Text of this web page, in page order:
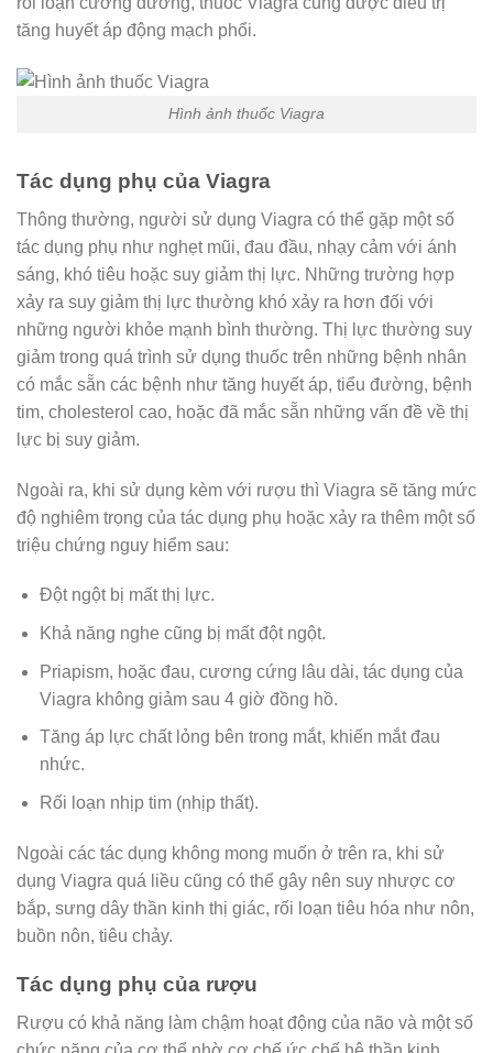
tăng huyết áp động mạch phổi.
Hình ảnh thuốc Viagra
Tác dụng phụ của Viagra
Thông thường, người sử dụng Viagra có thể gặp một số
tác dụng phụ như nghẹt mũi, đau đầu, nhạy cảm với ánh
sáng, khó tiêu hoặc suy giảm thị lực. Những trường hợp
xảy ra suy giảm thị lực thường khó xảy ra hơn đối với
những người khỏe mạnh bình thường. Thị lực thường suy
giảm trong quá trình sử dụng thuốc trên những bệnh nhân
có mắc sẵn các bệnh như tăng huyết áp, tiểu đường, bệnh
tim, cholesterol cao, hoặc đã mắc sẵn những vấn đề về thị
lực bị suy giảm.
Ngoài ra, khi sử dụng kèm với rượu thì Viagra sẽ tăng mức
độ nghiêm trọng của tác dụng phụ hoặc xảy ra thêm một số
triệu chứng nguy hiểm sau:
Đột ngột bị mất thị lực.
Khả năng nghe cũng bị mất đột ngột.
Priapism, hoặc đau, cương cứng lâu dài, tác dụng của
Viagra không giảm sau 4 giờ đồng hồ.
Tăng áp lực chất lỏng bên trong mắt, khiến mắt đau
nhức.
Rối loạn nhịp tim (nhịp thất).
Ngoài các tác dụng không mong muốn ở trên ra, khi sử
dụng Viagra quá liều cũng có thể gây nên suy nhược cơ
bắp, sưng dây thần kinh thị giác, rối loạn tiêu hóa như nôn,
buồn nôn, tiêu chảy.
Tác dụng phụ của rượu
Rượu có khả năng làm chậm hoạt động của não và một số